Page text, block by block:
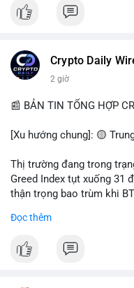
- Định chế tài chính:
hiểm; Galaxy Digital lập
#binancesquare
$btc $eth $sol $xrp
#vlikevn #titanbot
📰 Nguồn: Decrypt
Crypto Daily
2 giờ
📰 BẢN TIN TỔNG HỢP
[Xu hướng chung]: 🟡
Thị trường đang trong
Greed Index tụt xuống 31
thận trọng bao trùm khi
giao dịch BTC lớn được
Đọc thêm